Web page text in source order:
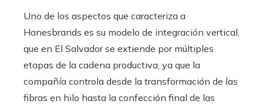
Uno de los aspectos que caracteriza a
Hanesbrands es su modelo de integración vertical,
que en El Salvador se extiende por múltiples
etapas de la cadena productiva, ya que la
compañía controla desde la transformación de las
fibras en hilo hasta la confección final de las